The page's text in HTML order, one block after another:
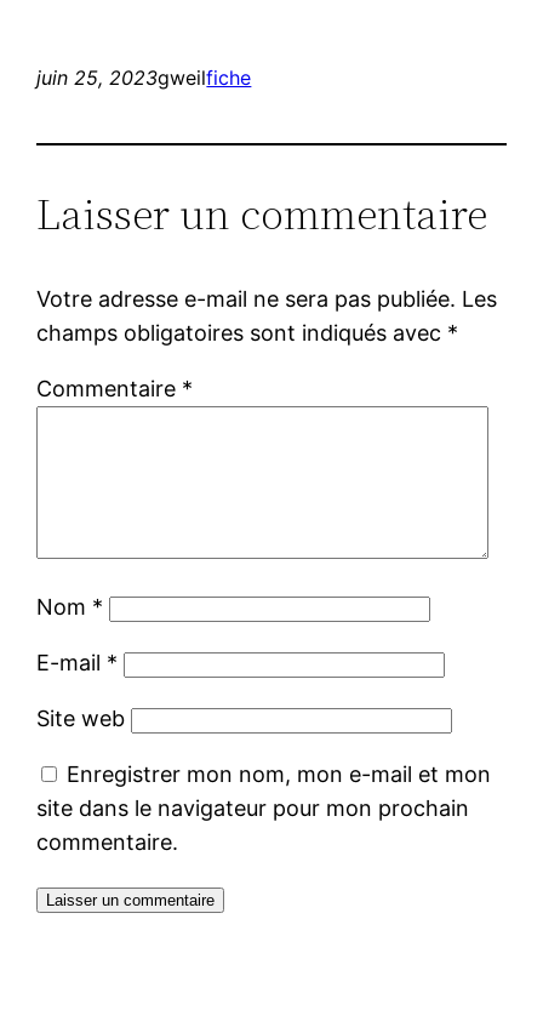
juin 25, 2023gweilfiche
Laisser un commentaire
Votre adresse e-mail ne sera pas publiée. Les
champs obligatoires sont indiqués avec *
Commentaire *
Nom *
E-mail *
Site web
Enregistrer mon nom, mon e-mail et mon
site dans le navigateur pour mon prochain
commentaire.